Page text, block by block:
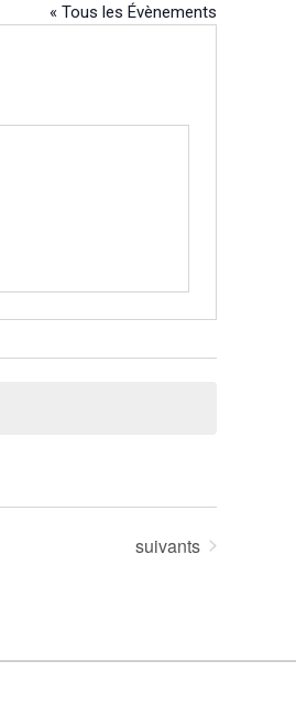
« Tous les Évènements
Évènements
suivants